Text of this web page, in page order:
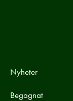
Nyheter
Begagnat